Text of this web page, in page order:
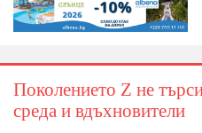
Поколението Z не
среда и вдъхновители